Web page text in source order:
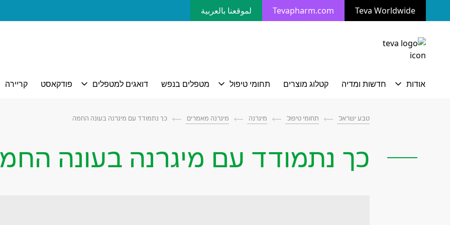
מעבר לתוכן המרכזי
Teva Worldwide
Tevapharm.com لموقعنا بالعربية
טבע ישראל תחומי טיפול מיגרנה מיגרנה מאמרים כך נתמודד עם מיגרנה בעונה החמה
כך נתמודד עם מיגרנה בעונה